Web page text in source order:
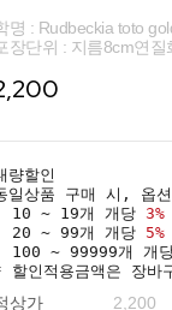
명 : Rudbeckia toto
장단위 : 지름8cm연질
량할인
일상품 구매 시, 옵
10 ~ 19개 개당 3%
20 ~ 99개 개당 5%
100 ~ 99999개 개
할인적용금액은 장바
상가 2,200